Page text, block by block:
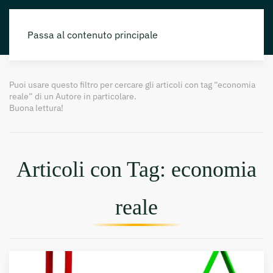
Passa al contenuto principale
Puoi usare questo filtro per cercare gli articoli con tag “economia
reale” di un Autore in particolare.
Buona lettura!
Articoli con Tag: economia
reale